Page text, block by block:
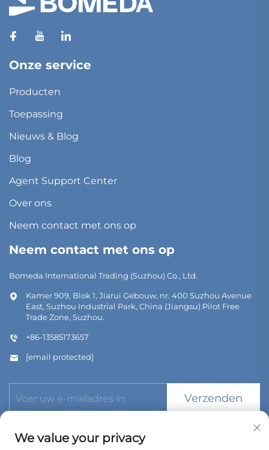
Onze service
Producten
Toepassing
Nieuws & Blog
Blog
Agent Support Center
Over ons
Neem contact met ons op
Neem contact met ons op
Bomeda International Trading (Suzhou) Co., Ltd.
Kamer 909, Blok 1, Jiarui Gebouw, nr. 400 Suzhou Avenue
East, Suzhou Industrial Park, China (Jiangsu) Pilot Free
Trade Zone, Suzhou.
+86-13585173657
[email protected]
Verzenden
We value your privacy